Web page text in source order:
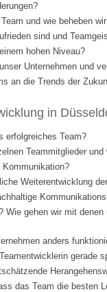
und wie beheben
sind und
hohen Niveau?
Unternehmen und
an die Trends der
in
erfolgreiches Team?
Teammitglieder
Weiterentwicklung
Wie gehen wir mit
anders
gerade
das Team die